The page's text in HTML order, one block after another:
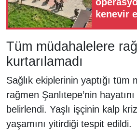
kenevir
Tüm müdahalelere
kurtarılamadı
Sağlık ekiplerinin yaptığı tüm
rağmen Şanlıtepe’nin
belirlendi. Yaşlı işçinin kalp
yaşamını yitirdiği tespit edildi.